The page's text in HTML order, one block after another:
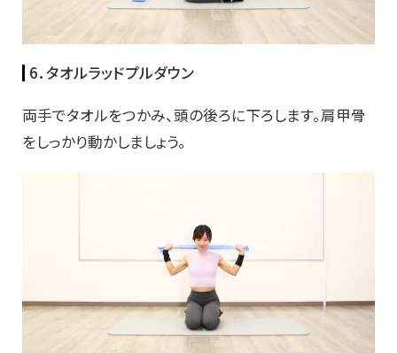
6．タオルラッドプルダウン
両手でタオルをつかみ、頭の後ろに下ろします。肩甲骨
をしっかり動かしましょう。